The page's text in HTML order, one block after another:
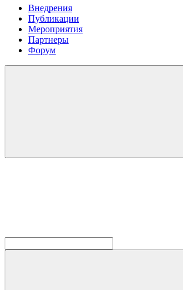
Внедрения
Публикации
Мероприятия
Партнеры
Форум